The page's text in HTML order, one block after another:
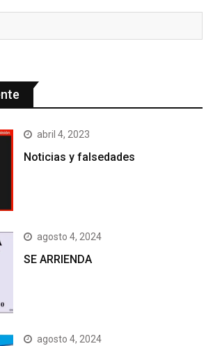
abril 4, 2023
Noticias y falsedades
agosto 4, 2024
SE ARRIENDA
agosto 4, 2024